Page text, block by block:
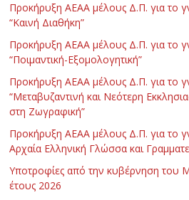
Προκήρυξη ΑΕΑΑ μέλους Δ.Π. για το
“Καινή Διαθήκη”
Προκήρυξη ΑΕΑΑ μέλους Δ.Π. για το
“Ποιμαντική-Εξομολογητική”
Προκήρυξη ΑΕΑΑ μέλους Δ.Π. για το
“Μεταβυζαντινή και Νεότερη
στη Ζωγραφική”
Προκήρυξη ΑΕΑΑ μέλους Δ.Π. για το
Αρχαία Ελληνική Γλώσσα και
Υποτροφίες από την κυβέρνηση του
έτους 2026